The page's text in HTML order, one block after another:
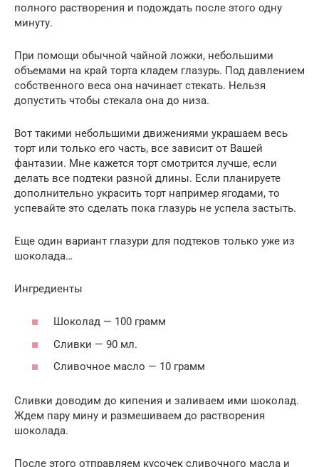
полного растворения и подождать после этого одну
минуту.
При помощи обычной чайной ложки, небольшими
объемами на край торта кладем глазурь. Под давлением
собственного веса она начинает стекать. Нельзя
допустить чтобы стекала она до низа.
Вот такими небольшими движениями украшаем весь
торт или только его часть, все зависит от Вашей
фантазии. Мне кажется торт смотрится лучше, если
делать все подтеки разной длины. Если планируете
дополнительно украсить торт например ягодами, то
успевайте это сделать пока глазурь не успела застыть.
Еще один вариант глазури для подтеков только уже из
шоколада…
Ингредиенты
Шоколад — 100 грамм
Сливки — 90 мл.
Сливочное масло — 10 грамм
Сливки доводим до кипения и заливаем ими шоколад.
Ждем пару мину и размешиваем до растворения
шоколада.
После этого отправляем кусочек сливочного масла и